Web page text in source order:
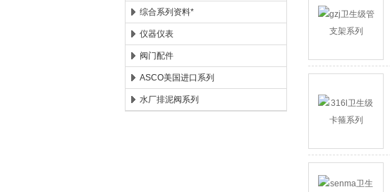
综合系列资料*
仪器仪表
阀门配件
ASCO美国进口系列
水厂排泥阀系列